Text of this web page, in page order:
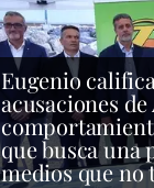
Eugenio
acusaciones
que busca una
medios que no